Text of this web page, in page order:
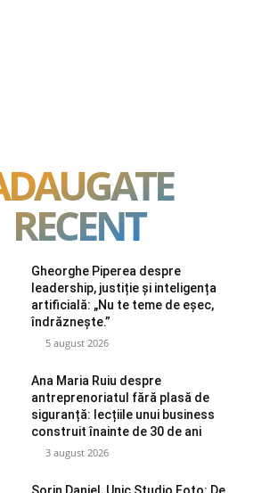
RECENT
Gheorghe Piperea despre
leadership, justiție și inteligența
artificială: „Nu te teme de eșec,
îndrăznește.”
5 august 2026
Ana Maria Ruiu despre
antreprenoriatul fără plasă de
siguranță: lecțiile unui business
construit înainte de 30 de ani
3 august 2026